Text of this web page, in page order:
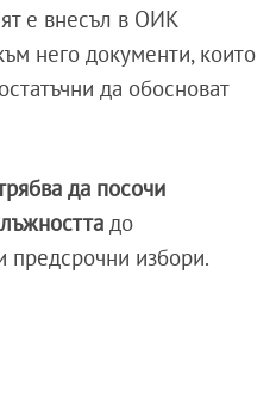
е внесъл в ОИК
него документи, които
да обосноват
да посочи
до
предсрочни избори.